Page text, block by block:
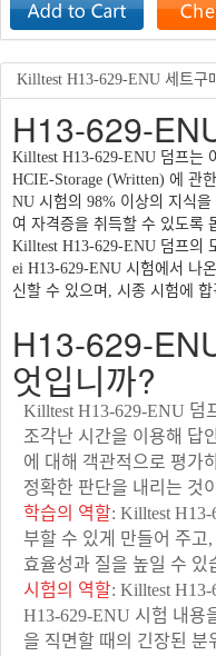
Killtest H13-629-ENU 세트구
H13-629-
Killtest H13-629-ENU 덤프는
HCIE-Storage (Written) 에 관
NU 시험의 98% 이상의 지식
여 자격증을 취득할 수 있도록
Killtest H13-629-ENU 덤프의
ei H13-629-ENU 시험에서 나
신할 수 있으며, 시종 시험에
H13-629-
엇입니까?
Killtest H13-629-ENU 덤
조각난 시간을 이용해 답
에 대해 객관적으로 평가
정확한 판단을 내리는 것
학습의 역할: Killtest
부할 수 있게 만들어 주고
효율성과 질을 높일 수 있
시험의 역할: Killtest
H13-629-ENU 시험 내용
을 직면할 때의 긴장된 분